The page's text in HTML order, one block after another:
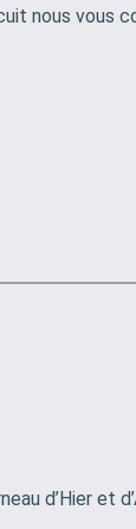
nous vous
d’Hier et